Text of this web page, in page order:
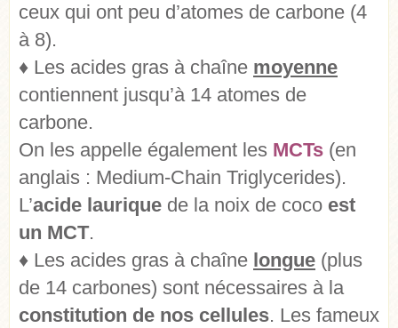
ceux qui ont peu d’atomes de carbone (4
à 8).
♦ Les acides gras à chaîne moyenne
contiennent jusqu’à 14 atomes de
carbone.
On les appelle également les MCTs (en
anglais : Medium-Chain Triglycerides).
L’acide laurique de la noix de coco est
un MCT.
♦ Les acides gras à chaîne longue (plus
de 14 carbones) sont nécessaires à la
constitution de nos cellules. Les fameux